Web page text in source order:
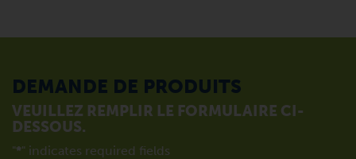
DEMANDE DE PRODUITS
VEUILLEZ REMPLIR LE FORMULAIRE CI-
DESSOUS.
"*" indicates required fields